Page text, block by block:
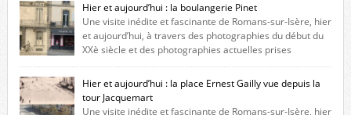
Hier et aujourd’hui : la boulangerie Pinet
Une visite inédite et fascinante de Romans-sur-Isère, hier
et aujourd’hui, à travers des photographies du début du
XXè siècle et des photographies actuelles prises
exactement dans le même cadre ! A l’angle de la place Jean Jaurès et de
l’avenue Victor Hugo (à côté d’Intermarché), à Romans. La boulangerie
Jules Pinet est inscrite dans le […]
Hier et aujourd’hui : la place Ernest Gailly vue depuis la
tour Jacquemart
Une visite inédite et fascinante de Romans-sur-Isère, hier